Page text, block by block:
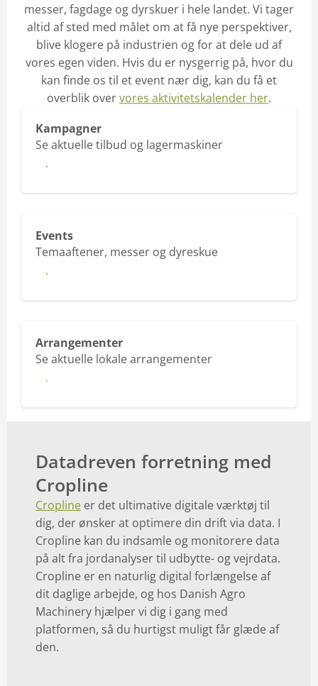
messer, fagdage og dyrskuer i hele landet. Vi tager
altid af sted med målet om at få nye perspektiver,
blive klogere på industrien og for at dele ud af
vores egen viden. Hvis du er nysgerrig på, hvor du
kan finde os til et event nær dig, kan du få et
overblik overvores aktivitetskalender her.
Kampagner
Se aktuelle tilbud og lagermaskiner
Se mere
Events
Temaaftener, messer og dyreskue
Se mere
Arrangementer
Se aktuelle lokale arrangementer
Lokale arrangementer
Datadreven forretning med
Cropline
Cropline er det ultimative digitale værktøj til
dig, der ønsker at optimere din drift via data. I
Cropline kan du indsamle og monitorere data
på alt fra jordanalyser til udbytte- og vejrdata.
Cropline er en naturlig digital forlængelse af
dit daglige arbejde, og hos Danish Agro
Machinery hjælper vi dig i gang med
platformen, så du hurtigst muligt får glæde af
den.